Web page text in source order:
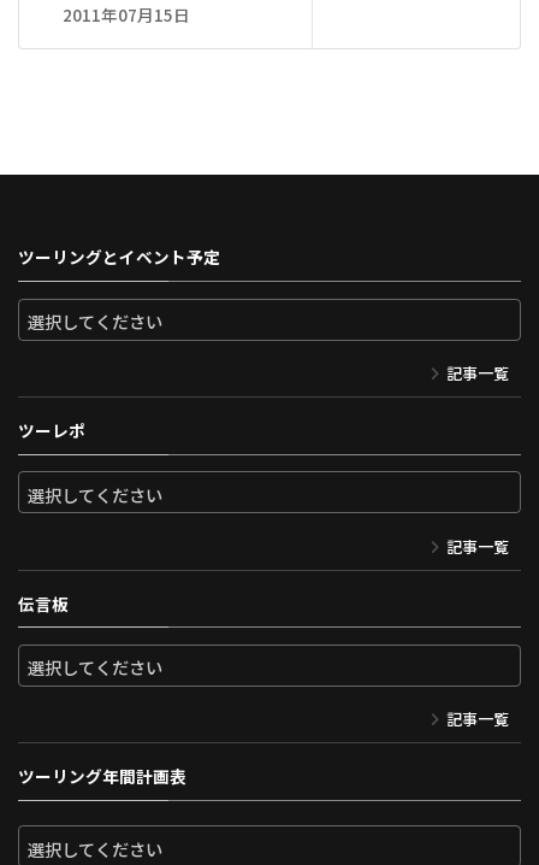
2011年07月15日
ツーリングとイベント予定
記事一覧
ツーレポ
記事一覧
伝言板
記事一覧
ツーリング年間計画表